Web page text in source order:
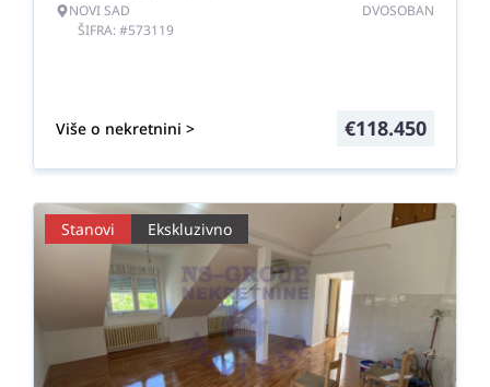
NOVI SAD
ŠIFRA: #573119
DVOSOBAN
Više o nekretnini > €118.450
Stanovi Ekskluzivno